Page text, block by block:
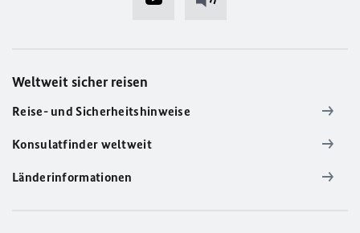
Weltweit sicher reisen
Reise- und Sicherheitshinweise
Konsulatfinder weltweit
Länderinformationen